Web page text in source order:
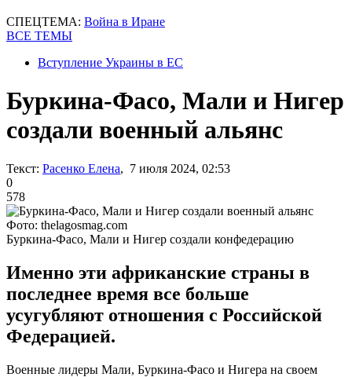
СПЕЦТЕМА: Война в Иране
ВСЕ ТЕМЫ
Вступление Украины в ЕС
Буркина-Фасо, Мали и Нигер
создали военный альянс
Текст: Расенко Елена, 7 июля 2024, 02:53
0
578
Фото: thelagosmag.com
Буркина-Фасо, Мали и Нигер создали конфедерацию
Именно эти африканские страны в
последнее время все больше
усугубляют отношения с Российской
Федерацией.
Военные лидеры Мали, Буркина-Фасо и Нигера на своем